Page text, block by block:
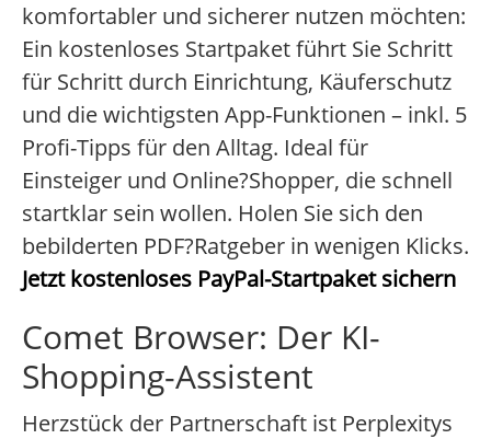
komfortabler und sicherer nutzen möchten:
Ein kostenloses Startpaket führt Sie Schritt
für Schritt durch Einrichtung, Käuferschutz
und die wichtigsten App-Funktionen – inkl. 5
Profi-Tipps für den Alltag. Ideal für
Einsteiger und Online?Shopper, die schnell
startklar sein wollen. Holen Sie sich den
bebilderten PDF?Ratgeber in wenigen Klicks.
Jetzt kostenloses PayPal-Startpaket sichern
Comet Browser: Der KI-
Shopping-Assistent
Herzstück der Partnerschaft ist Perplexitys